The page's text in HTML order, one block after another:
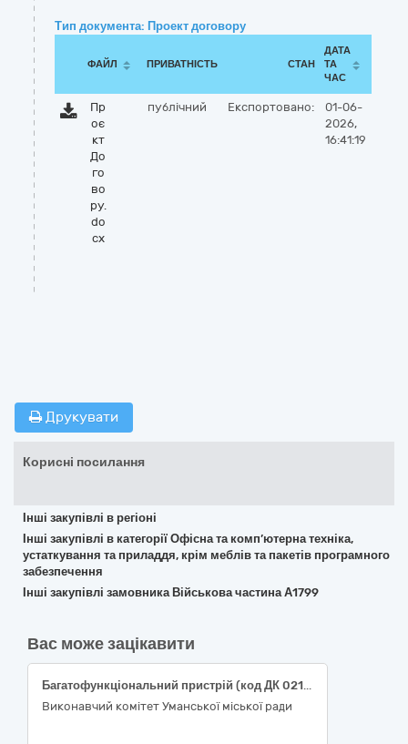
Тип документа: Проект договору
ФАЙЛ ПРИВАТНІСТЬ СТАН
ДАТА
ТА
ЧАС
Пр
оє
кт
До
го
во
ру.
do
cx
публічний Експортовано:
01-06-
2026,
16:41:19
Друкувати
Корисні посилання
Інші закупівлі в регіоні
Інші закупівлі в категорії Офісна та комп’ютерна техніка,
устаткування та приладдя, крім меблів та пакетів програмного
забезпечення
Інші закупівлі замовника Військова частина А1799
Вас може зацікавити
Багатофункціональний пристрій (код ДК 021:2015 30230000-0 Комп’ютерне обладнання)
Виконавчий комітет Уманської міської ради